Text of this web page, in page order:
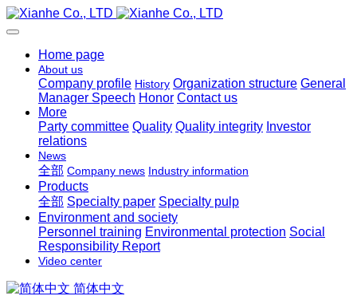
Home page
About us
Company profile History Organization structure General
Manager Speech Honor Contact us
More
Party committee Quality Quality integrity Investor
relations
News
全部 Company news Industry information
Products
全部 Specialty paper Specialty pulp
Environment and society
Personnel training Environmental protection Social
Responsibility Report
Video center
简体中文